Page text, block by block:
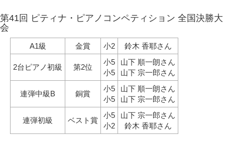
第41回 ピティナ・ピアノコンペティション 全国決勝大
会
A1級 金賞 小2 鈴木 香耶さん
2台ピアノ初級 第2位
小5
小5
山下 順一朗さん
山下 宗一郎さん
連弾中級B 銅賞
小5
小5
山下 順一朗さん
山下 宗一郎さん
連弾初級 ベスト賞
小5
小2
山下 宗一郎さん
鈴木 香耶さん